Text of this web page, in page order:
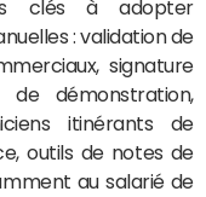
clés à adopter
: validation de
signature
de démonstration,
itinérants de
outils de notes de
au salarié de